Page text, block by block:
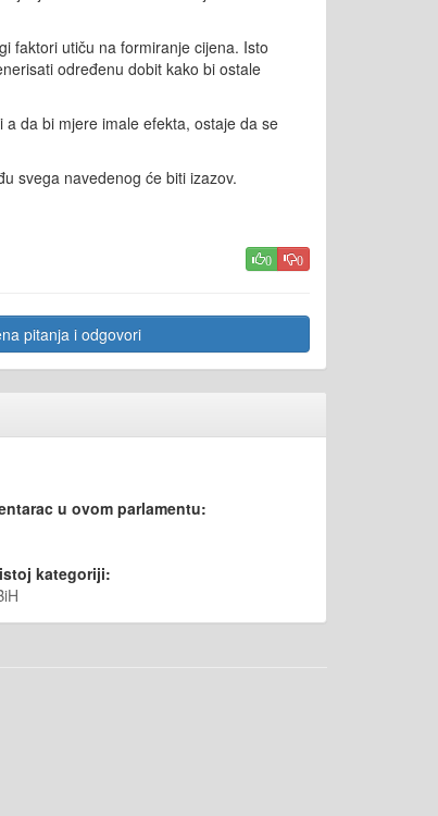
faktori utiču na formiranje cijena. Isto
određenu dobit kako bi ostale
a da bi mjere imale efekta, ostaje da se
svega navedenog će biti izazov.
0 0
pitanja i odgovori
u ovom parlamentu:
kategoriji: